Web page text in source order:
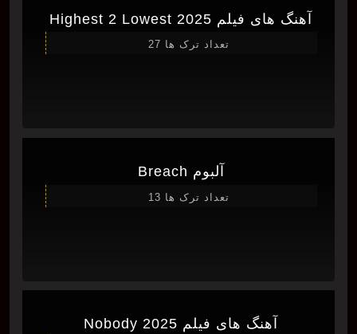
آهنگ های فیلم Highest 2 Lowest 2025
تعداد ترک ها 27
آلبوم Breach
تعداد ترک ها 13
آهنگ های فیلم Nobody 2025